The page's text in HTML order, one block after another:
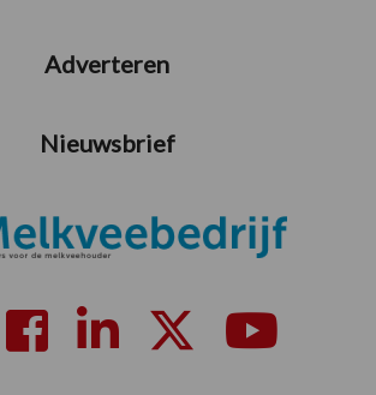
Adverteren
Nieuwsbrief